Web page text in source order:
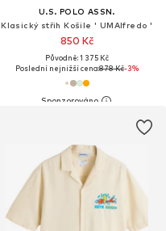
U.S. POLO ASSN.
Klasický střih Košile ' UMAlfredo '
850 Kč
Původně: 1 375 Kč
Poslední nejnižší cena:878 Kč-3%